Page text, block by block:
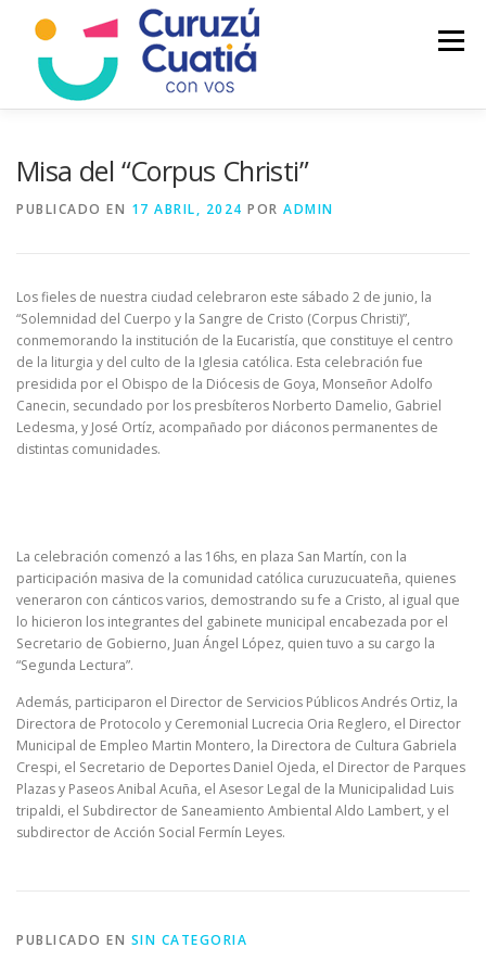
contenido
Menú
Misa del “Corpus Christi”
PUBLICADO EN 17 ABRIL, 2024 POR ADMIN
Los fieles de nuestra ciudad celebraron este sábado 2 de junio, la
“Solemnidad del Cuerpo y la Sangre de Cristo (Corpus Christi)”,
conmemorando la institución de la Eucaristía, que constituye el centro
de la liturgia y del culto de la Iglesia católica. Esta celebración fue
presidida por el Obispo de la Diócesis de Goya, Monseñor Adolfo
Canecin, secundado por los presbíteros Norberto Damelio, Gabriel
Ledesma, y José Ortíz, acompañado por diáconos permanentes de
distintas comunidades.
La celebración comenzó a las 16hs, en plaza San Martín, con la
participación masiva de la comunidad católica curuzucuateña, quienes
veneraron con cánticos varios, demostrando su fe a Cristo, al igual que
lo hicieron los integrantes del gabinete municipal encabezada por el
Secretario de Gobierno, Juan Ángel López, quien tuvo a su cargo la
“Segunda Lectura”.
Además, participaron el Director de Servicios Públicos Andrés Ortiz, la
Directora de Protocolo y Ceremonial Lucrecia Oria Reglero, el Director
Municipal de Empleo Martin Montero, la Directora de Cultura Gabriela
Crespi, el Secretario de Deportes Daniel Ojeda, el Director de Parques
Plazas y Paseos Anibal Acuña, el Asesor Legal de la Municipalidad Luis
tripaldi, el Subdirector de Saneamiento Ambiental Aldo Lambert, y el
subdirector de Acción Social Fermín Leyes.
PUBLICADO EN SIN CATEGORIA